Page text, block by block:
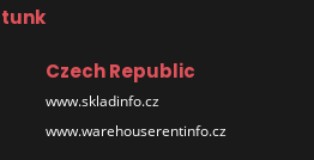
Czech Republic
www.skladinfo.cz
www.warehouserentinfo.cz